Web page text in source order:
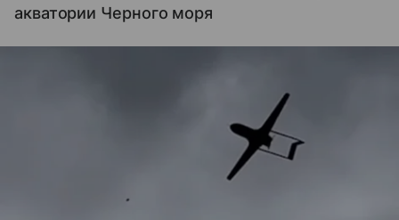
акватории Черного моря